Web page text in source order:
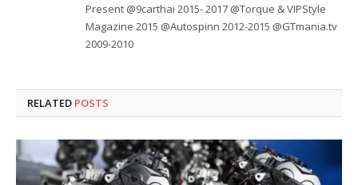
Present @9carthai 2015- 2017 @Torque & VIPStyle
Magazine 2015 @Autospinn 2012-2015 @GTmania.tv
2009-2010
RELATED POSTS